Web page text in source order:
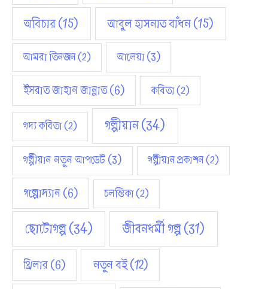
অবিচার(15) আবুল হাসনাত বাঁধন(15)
আমরা তিনজন(2) আলেয়া(3)
ইসরাত জাহান জান্নাত(6) কবিতা(2)
গদ্য কবিতা(2) গল্পীয়ান(34)
গল্পীয়ান নতুন আপডেট(3) গল্পীয়ান প্রকাশন(2)
গল্পোদ্যান(6) চলন্তিকা(2)
ছোটোগল্প(34) জীবনধর্মী গল্প(31)
থ্রিলার(6) নতুন বই(12)